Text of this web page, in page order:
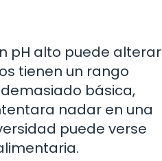
pH alto puede alterar
tienen un rango
básica,
nadar en una
puede verse